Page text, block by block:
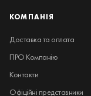
КОМПАНІЯ
Доставка та оплата
ПРО Компанію
Контакти
Офіційні представники